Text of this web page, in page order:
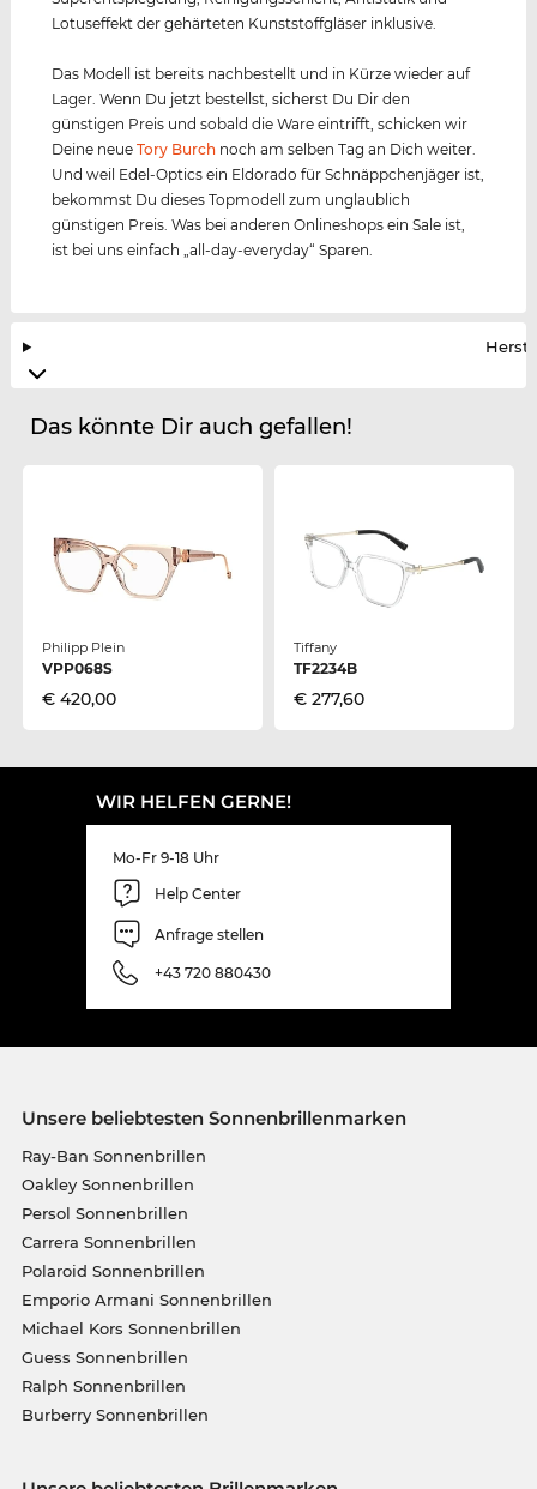
Lotuseffekt der gehärteten Kunststoffgläser inklusive.
Das Modell ist bereits nachbestellt und in Kürze wieder auf
Lager. Wenn Du jetzt bestellst, sicherst Du Dir den
günstigen Preis und sobald die Ware eintrifft, schicken wir
Deine neueTory Burch noch am selben Tag an Dich weiter.
Und weil Edel-Optics ein Eldorado für Schnäppchenjäger ist,
bekommst Du dieses Topmodell zum unglaublich
günstigen Preis. Was bei anderen Onlineshops ein Sale ist,
ist bei uns einfach „all-day-everyday“ Sparen.
Das könnte Dir auch gefallen!
Philipp Plein
VPP068S
€ 420,00
Tiffany
TF2234B
€ 277,60
WIR HELFEN GERNE!
Mo-Fr 9-18 Uhr
Help Center
Anfrage stellen
+43 720 880430
Unsere beliebtesten Sonnenbrillenmarken
Ray-Ban Sonnenbrillen
Oakley Sonnenbrillen
Persol Sonnenbrillen
Carrera Sonnenbrillen
Polaroid Sonnenbrillen
Emporio Armani Sonnenbrillen
Michael Kors Sonnenbrillen
Guess Sonnenbrillen
Ralph Sonnenbrillen
Burberry Sonnenbrillen